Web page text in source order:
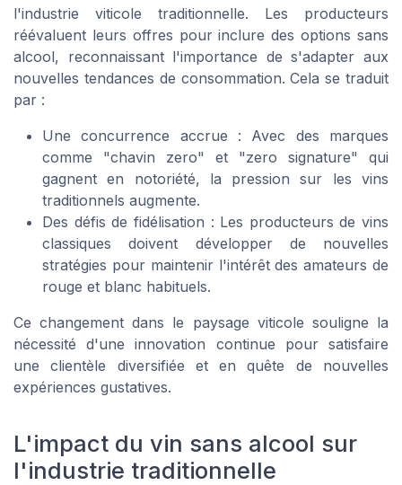
l'industrie viticole traditionnelle. Les producteurs
réévaluent leurs offres pour inclure des options sans
alcool, reconnaissant l'importance de s'adapter aux
nouvelles tendances de consommation. Cela se traduit
par :
Une concurrence accrue : Avec des marques
comme "chavin zero" et "zero signature" qui
gagnent en notoriété, la pression sur les vins
traditionnels augmente.
Des défis de fidélisation : Les producteurs de vins
classiques doivent développer de nouvelles
stratégies pour maintenir l'intérêt des amateurs de
rouge et blanc habituels.
Ce changement dans le paysage viticole souligne la
nécessité d'une innovation continue pour satisfaire
une clientèle diversifiée et en quête de nouvelles
expériences gustatives.
L'impact du vin sans alcool sur
l'industrie traditionnelle